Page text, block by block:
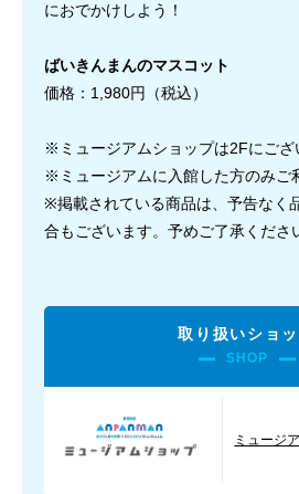
におでかけしよう！
ばいきんまんのマスコット
価格：1,980円（税込）
※ミュージアムショップは2Fにござ
※ミュージアムに入館した方のみご
※掲載されている商品は、予告なく
合もございます。予めご了承くださ
取り扱いショ
SHOP
ミュージ